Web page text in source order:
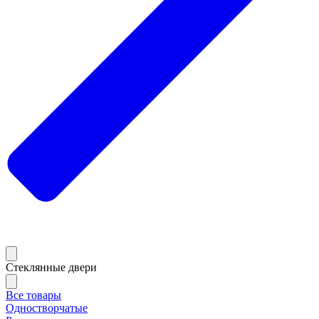
Стеклянные двери
Все товары
Одностворчатые